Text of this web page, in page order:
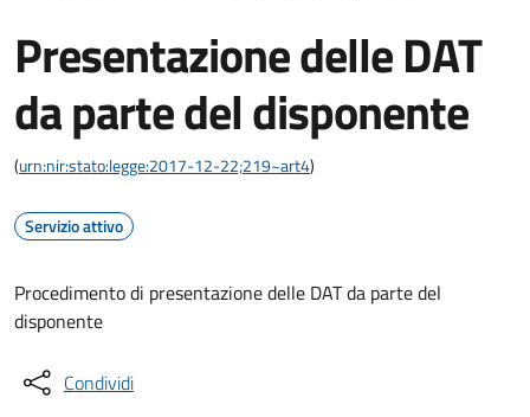
Presentazione delle DAT
da parte del disponente
(urn:nir:stato:legge:2017-12-22;219~art4)
Servizio attivo
Procedimento di presentazione delle DAT da parte del
disponente
Condividi